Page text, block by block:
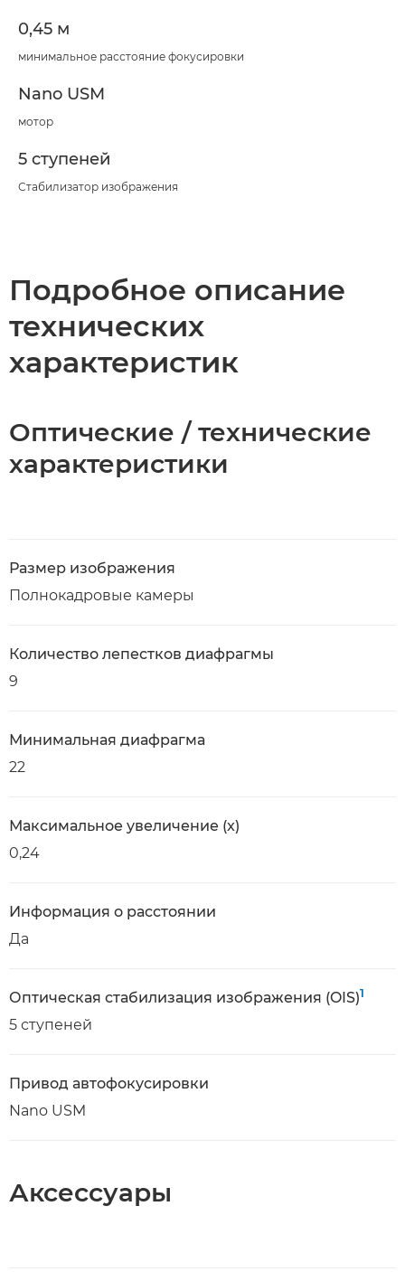
0,45 м
минимальное расстояние фокусировки
Nano USM
мотор
5 ступеней
Стабилизатор изображения
Подробное описание
технических
характеристик
Оптические / технические
характеристики
Размер изображения
Полнокадровые камеры
Количество лепестков диафрагмы
9
Минимальная диафрагма
22
Максимальное увеличение (x)
0,24
Информация о расстоянии
Да
Оптическая стабилизация изображения (OIS)1
5 ступеней
Привод автофокусировки
Nano USM
Аксессуары